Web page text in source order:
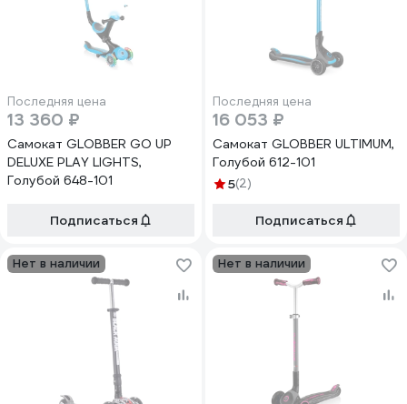
Последняя цена
13 360 ₽
Самокат GLOBBER GO UP
DELUXE PLAY LIGHTS,
Голубой 648-101
Подписаться
Последняя цена
16 053 ₽
Самокат GLOBBER ULTIMUM,
Голубой 612-101
5(2)
Подписаться
Нет в наличии Нет в наличии